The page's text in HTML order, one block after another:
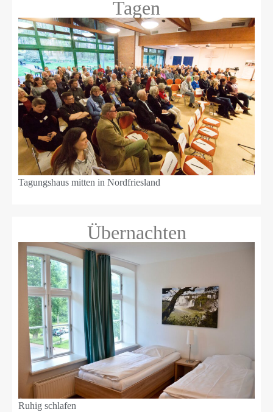
Tagen
Tagungshaus mitten in Nordfriesland
Übernachten
Ruhig schlafen